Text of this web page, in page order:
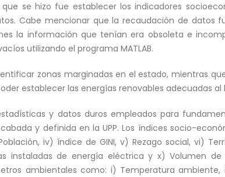
se hizo fue establecer los indicadores
Cabe mencionar que la recaudación de datos
la información que tenían era obsoleta e
utilizando el programa MATLAB.
zonas marginadas en el estado, mientras
establecer las energías renovables adecuadas al
y datos duros empleados para
y definida en la UPP. Los índices socio-
iv) índice de GINI, v) Rezago social, vi)
instaladas de energía eléctrica y x) Volumen
ambientales como: i) Temperatura ambiente,